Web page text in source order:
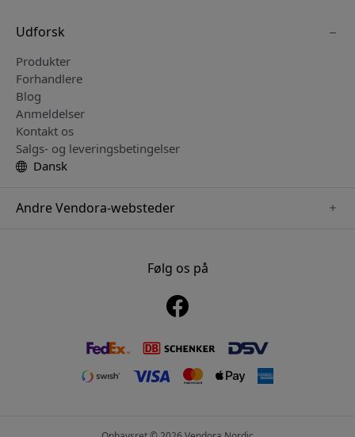
Udforsk
Produkter
Forhandlere
Blog
Anmeldelser
Kontakt os
Salgs- og leveringsbetingelser
Dansk
Andre Vendora-websteder
www.pipetto.se
Følg os på